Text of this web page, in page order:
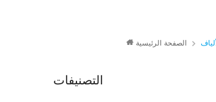
الصفحة الرئيسية
التصنيفات